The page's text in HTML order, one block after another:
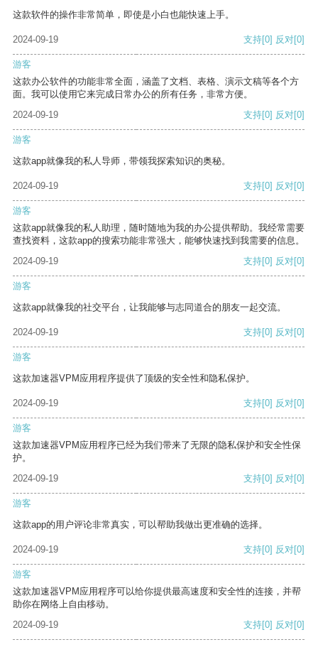
这款软件的操作非常简单，即使是小白也能快速上手。
2024-09-19 支持[0] 反对[0]
游客
这款办公软件的功能非常全面，涵盖了文档、表格、演示文稿等各个方
面。我可以使用它来完成日常办公的所有任务，非常方便。
2024-09-19
支持[0] 反对[0]
游客
这款app就像我的私人导师，带领我探索知识的奥秘。
2024-09-19 支持[0] 反对[0]
游客
这款app就像我的私人助理，随时随地为我的办公提供帮助。我经常需要
查找资料，这款app的搜索功能非常强大，能够快速找到我需要的信息。
2024-09-19
支持[0] 反对[0]
游客
这款app就像我的社交平台，让我能够与志同道合的朋友一起交流。
2024-09-19 支持[0] 反对[0]
游客
这款加速器VPM应用程序提供了顶级的安全性和隐私保护。
2024-09-19 支持[0] 反对[0]
游客
这款加速器VPM应用程序已经为我们带来了无限的隐私保护和安全性保
护。
2024-09-19
支持[0] 反对[0]
游客
这款app的用户评论非常真实，可以帮助我做出更准确的选择。
2024-09-19 支持[0] 反对[0]
游客
这款加速器VPM应用程序可以给你提供最高速度和安全性的连接，并帮
助你在网络上自由移动。
2024-09-19
支持[0] 反对[0]